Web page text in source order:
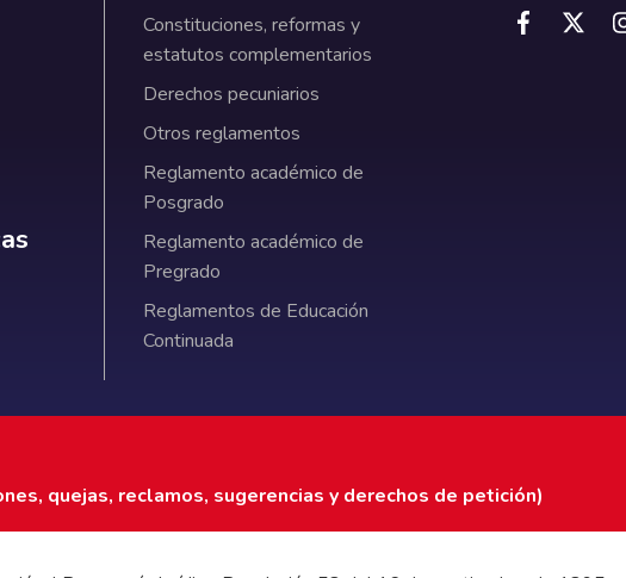
institucionales
Constituciones, reformas y
estatutos complementarios
Derechos pecuniarios
Otros reglamentos
Reglamento académico de
Posgrado
Reglamento académico de
Pregrado
Reglamentos de Educación
Continuada
quejas, reclamos, sugerencias y derechos de petición)